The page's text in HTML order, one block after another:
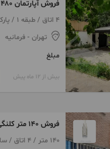
فرمانیه بازسازی شده
4 اتاق / طبقه 1 / پارکینگ
تهران - فرمانیه
مبلغ
بیش از 12 ماه پیش
فروش 140 متر کلنگی چیذر
140 متر / 4 اتاق / ساخت 1369